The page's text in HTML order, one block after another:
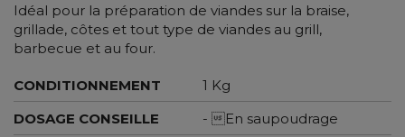
Idéal pour la préparation de viandes sur la braise,
grillade, côtes et tout type de viandes au grill,
barbecue et au four.
CONDITIONNEMENT
1 Kg
DOSAGE CONSEILLE
- En saupoudrage